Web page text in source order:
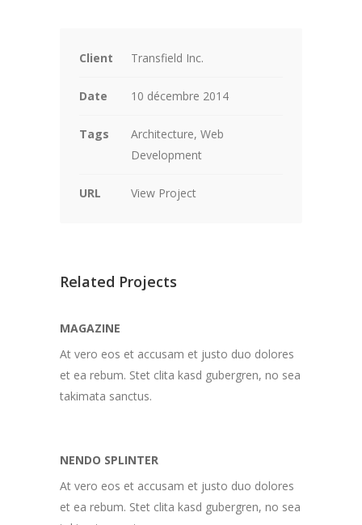
Client Transfield Inc.
Date 10 décembre 2014
Tags
Architecture, Web
Development
URL View Project
Related Projects
MAGAZINE
At vero eos et accusam et justo duo dolores
et ea rebum. Stet clita kasd gubergren, no sea
takimata sanctus.
NENDO SPLINTER
At vero eos et accusam et justo duo dolores
et ea rebum. Stet clita kasd gubergren, no sea